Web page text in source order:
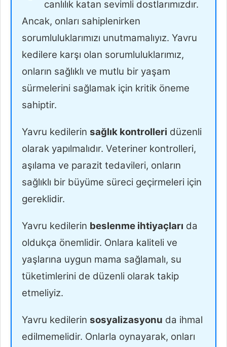
canlılık katan sevimli dostlarımızdır.
Ancak, onları sahiplenirken
sorumluluklarımızı unutmamalıyız. Yavru
kedilere karşı olan sorumluluklarımız,
onların sağlıklı ve mutlu bir yaşam
sürmelerini sağlamak için kritik öneme
sahiptir.
Yavru kedilerin sağlık kontrolleri düzenli
olarak yapılmalıdır. Veteriner kontrolleri,
aşılama ve parazit tedavileri, onların
sağlıklı bir büyüme süreci geçirmeleri için
gereklidir.
Yavru kedilerin beslenme ihtiyaçları da
oldukça önemlidir. Onlara kaliteli ve
yaşlarına uygun mama sağlamalı, su
tüketimlerini de düzenli olarak takip
etmeliyiz.
Yavru kedilerin sosyalizasyonu da ihmal
edilmemelidir. Onlarla oynayarak, onları